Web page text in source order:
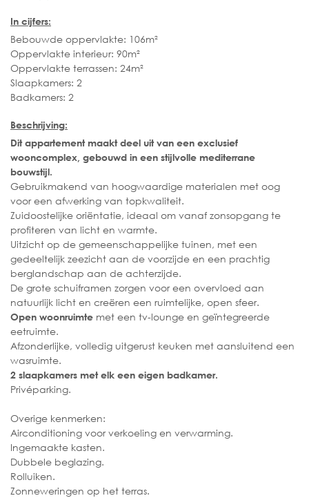
In cijfers:
Bebouwde oppervlakte: 106m²
Oppervlakte interieur: 90m²
Oppervlakte terrassen: 24m²
Slaapkamers: 2
Badkamers: 2
Beschrijving:
Dit appartement maakt deel uit van een exclusief
wooncomplex, gebouwd in een stijlvolle mediterrane
bouwstijl.
Gebruikmakend van hoogwaardige materialen met oog
voor een afwerking van topkwaliteit.
Zuidoostelijke oriëntatie, ideaal om vanaf zonsopgang te
profiteren van licht en warmte.
Uitzicht op de gemeenschappelijke tuinen, met een
gedeeltelijk zeezicht aan de voorzijde en een prachtig
berglandschap aan de achterzijde.
De grote schuiframen zorgen voor een overvloed aan
natuurlijk licht en creëren een ruimtelijke, open sfeer.
Open woonruimte met een tv-lounge en geïntegreerde
eetruimte.
Afzonderlijke, volledig uitgerust keuken met aansluitend een
wasruimte.
2 slaapkamers met elk een eigen badkamer.
Privéparking.
Overige kenmerken:
Airconditioning voor verkoeling en verwarming.
Ingemaakte kasten.
Dubbele beglazing.
Rolluiken.
Zonneweringen op het terras.